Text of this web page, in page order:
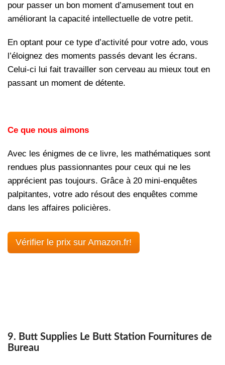
pour passer un bon moment d’amusement tout en
améliorant la capacité intellectuelle de votre petit.
En optant pour ce type d’activité pour votre ado, vous
l’éloignez des moments passés devant les écrans.
Celui-ci lui fait travailler son cerveau au mieux tout en
passant un moment de détente.
Ce que nous aimons
Avec les énigmes de ce livre, les mathématiques sont
rendues plus passionnantes pour ceux qui ne les
apprécient pas toujours. Grâce à 20 mini-enquêtes
palpitantes, votre ado résout des enquêtes comme
dans les affaires policières.
Vérifier le prix sur Amazon.fr!
9. Butt Supplies Le Butt Station Fournitures de
Bureau